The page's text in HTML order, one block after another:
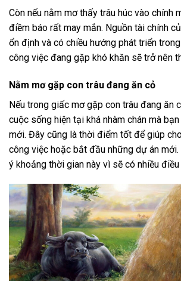
Còn nếu nằm mơ thấy trâu húc vào chính
điềm báo rất may mắn. Nguồn tài chính
ổn định và có chiều hướng phát triển
công việc đang gặp khó khăn sẽ trở nên
Nằm mơ gặp con trâu đang ăn cỏ
Nếu trong giấc mơ gặp con trâu đang ăn
cuộc sống hiện tại khá nhàm chán mà
mới. Đây cũng là thời điểm tốt để giúp
công việc hoặc bắt đầu những dự án mới.
ý khoảng thời gian này vì sẽ có nhiều